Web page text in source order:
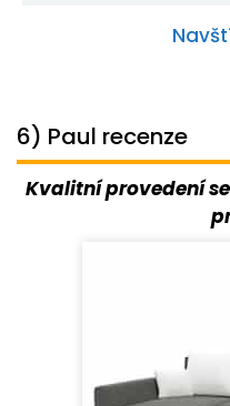
6) Paul recenze
Kvalitní provedení